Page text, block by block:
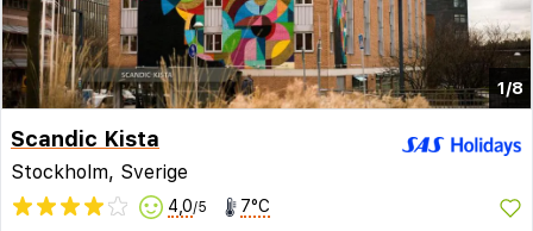
1/8
Scandic Kista
Stockholm, Sverige
4,0/5 7°C